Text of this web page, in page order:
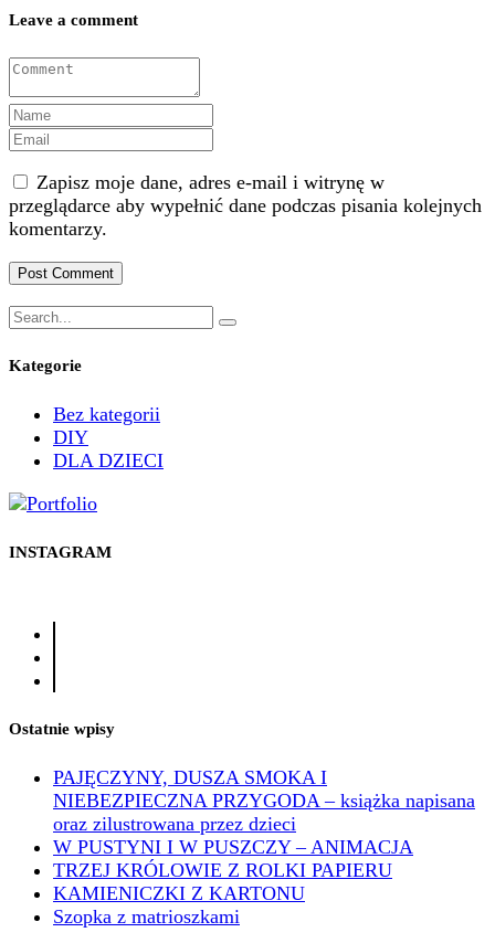
Leave a comment
Zapisz moje dane, adres e-mail i witrynę w
przeglądarce aby wypełnić dane podczas pisania kolejnych
komentarzy.
Kategorie
Bez kategorii
DIY
DLA DZIECI
INSTAGRAM
Ostatnie wpisy
PAJĘCZYNY, DUSZA SMOKA I
NIEBEZPIECZNA PRZYGODA – książka napisana
oraz zilustrowana przez dzieci
W PUSTYNI I W PUSZCZY – ANIMACJA
TRZEJ KRÓLOWIE Z ROLKI PAPIERU
KAMIENICZKI Z KARTONU
Szopka z matrioszkami